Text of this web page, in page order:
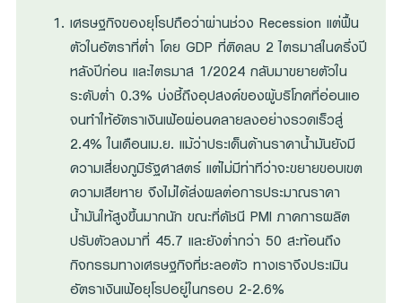
เศรษฐกิจของยุโรปถือว่าผ่านช่วง Recession แต่ฟื้น
ตัวในอัตราที่ต่ำ โดย GDP ที่ติดลบ 2 ไตรมาสในครึ่งปี
หลังปีก่อน และไตรมาส 1/2024 กลับมาขยายตัวใน
ระดับต่ำ 0.3% บ่งชี้ถึงอุปสงค์ของผู้บริโภคที่อ่อนแอ
จนทำให้อัตราเงินเฟ้อผ่อนคลายลงอย่างรวดเร็วสู่
2.4% ในเดือนเม.ย. แม้ว่าประเด็นด้านราคาน้ำมันยังมี
ความเสี่ยงภูมิรัฐศาสตร์ แต่ไม่มีท่าทีว่าจะขยายขอบเขต
ความเสียหาย จึงไม่ได้ส่งผลต่อการประมาณราคา
น้ำมันให้สูงขึ้นมากนัก ขณะที่ดัชนี PMI ภาคการผลิต
ปรับตัวลงมาที่ 45.7 และยังต่ำกว่า 50 สะท้อนถึง
กิจกรรมทางเศรษฐกิจที่ชะลอตัว ทางเราจึงประเมิน
อัตราเงินเฟ้อยุโรปอยู่ในกรอบ 2-2.6%